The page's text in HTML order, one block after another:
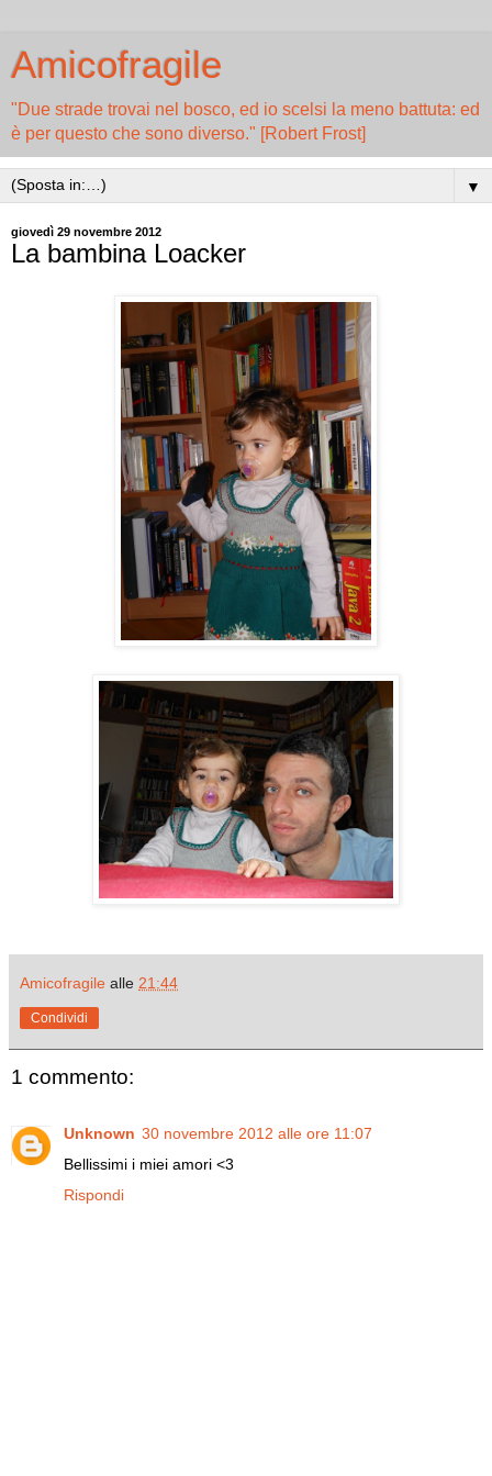
Amicofragile
"Due strade trovai nel bosco, ed io scelsi la meno battuta: ed
è per questo che sono diverso." [Robert Frost]
▼
giovedì 29 novembre 2012
La bambina Loacker
Amicofragile alle 21:44
Condividi
1 commento:
Unknown 30 novembre 2012 alle ore 11:07
Bellissimi i miei amori <3
Rispondi